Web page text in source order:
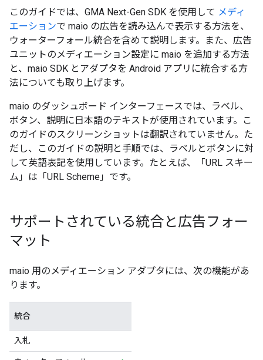
このガイドでは、 GMA Next-Gen SDK を使用して メディ
エーションで maio の広告を読み込んで表示する方法を、
ウォーターフォール統合を含めて説明します。また、広告
ユニットのメディエーション設定に maio を追加する方法
と、maio SDK とアダプタを Android アプリに統合する方
法についても取り上げます。
maio のダッシュボード インターフェースでは、ラベル、
ボタン、説明に日本語のテキストが使用されています。こ
のガイドのスクリーンショットは翻訳されていません。た
だし、このガイドの説明と手順では、ラベルとボタンに対
して英語表記を使用しています。たとえば、「URL スキー
ム」は「URL Scheme」です。
サポートされている統合と広告フォー
マット
maio 用のメディエーション アダプタには、次の機能があ
ります。
統合
入札